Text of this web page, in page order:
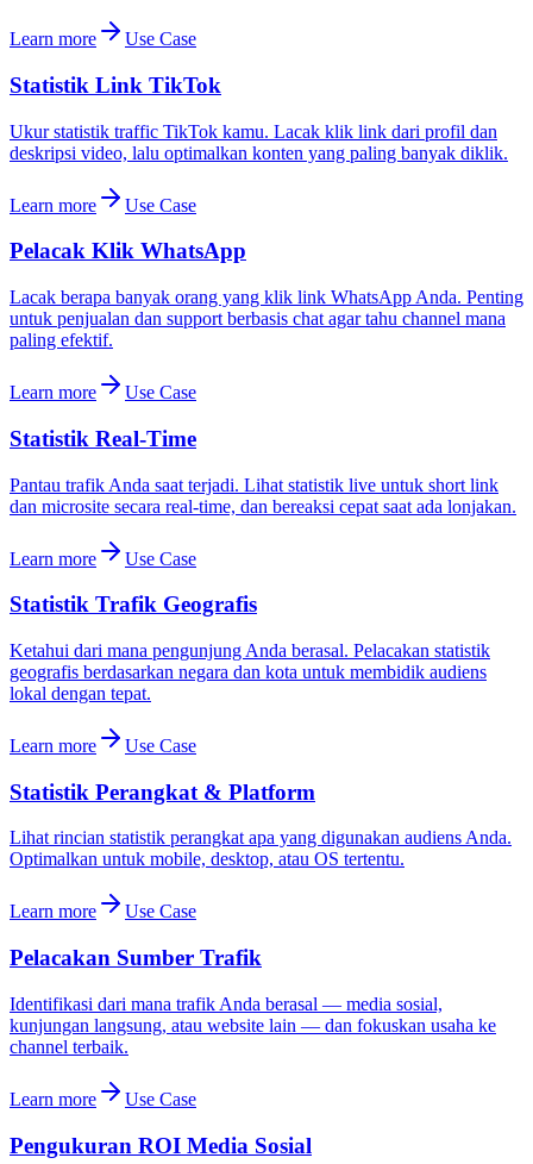
Learn more Use Case
Statistik Link TikTok
Ukur statistik traffic TikTok kamu. Lacak klik link dari profil dan
deskripsi video, lalu optimalkan konten yang paling banyak diklik.
Learn more Use Case
Pelacak Klik WhatsApp
Lacak berapa banyak orang yang klik link WhatsApp Anda. Penting
untuk penjualan dan support berbasis chat agar tahu channel mana
paling efektif.
Learn more Use Case
Statistik Real-Time
Pantau trafik Anda saat terjadi. Lihat statistik live untuk short link
dan microsite secara real-time, dan bereaksi cepat saat ada lonjakan.
Learn more Use Case
Statistik Trafik Geografis
Ketahui dari mana pengunjung Anda berasal. Pelacakan statistik
geografis berdasarkan negara dan kota untuk membidik audiens
lokal dengan tepat.
Learn more Use Case
Statistik Perangkat & Platform
Lihat rincian statistik perangkat apa yang digunakan audiens Anda.
Optimalkan untuk mobile, desktop, atau OS tertentu.
Learn more Use Case
Pelacakan Sumber Trafik
Identifikasi dari mana trafik Anda berasal — media sosial,
kunjungan langsung, atau website lain — dan fokuskan usaha ke
channel terbaik.
Learn more Use Case
Pengukuran ROI Media Sosial